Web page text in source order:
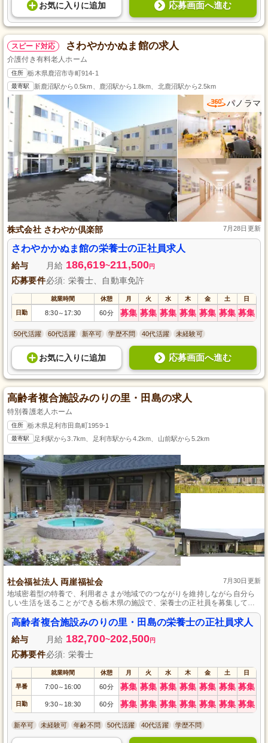
お気に入り に追加 応募画面へ進む
スピード対応 さわやかかぬま館の求人
介護付き有料老人ホーム
住所 栃木県鹿沼市寺町914-1
最寄駅 新鹿沼駅から0.5km、鹿沼駅から1.8km、北鹿沼駅から2.5km
パノラマ
株式会社 さわやか倶楽部 7月28日更新
さわやかかぬま館の栄養士の正社員求人
給与 月給 186,619~211,500円
応募要件必須: 栄養士、自動車免許
就業時間 休憩 月 火 水 木 金 土 日
日勤 8:30～ 17:30 60分 募集 募集 募集 募集 募集 募集 募集
50代活躍 60代活躍 新卒可 学歴不問 40代活躍 未経験可
お気に入り に追加 応募画面へ進む
高齢者複合施設みのりの里・田島の求人
特別養護老人ホーム
住所 栃木県足利市田島町1959-1
最寄駅 足利駅から3.7km、足利市駅から4.2km、山前駅から5.2km
社会福祉法人 両崖福祉会 7月30日更新
地域密着型の特養で、利用者さまが地域でのつながりを維持しながら自分ら
しい生活を送ることができる栃木県の施設で、栄養士の正社員を募集してい
ます。栄養士資格をお持ちであれば、実務未経験者も丁寧にサポートしま
す。調理業務から栄養指導まで、利用者さまの健康を支える重要な役割を担
います。毎日の通勤は車でも公共交通機関でも便利です。希望休の取得も可
能で、働きやすい環境を整えています。
高齢者複合施設みのりの里・田島の栄養士の正社員求人
給与 月給 182,700~202,500円
応募要件必須: 栄養士
就業時間 休憩 月 火 水 木 金 土 日
早番 7:00～ 16:00 60分 募集 募集 募集 募集 募集 募集 募集
日勤 9:30～ 18:30 60分 募集 募集 募集 募集 募集 募集 募集
新卒可 未経験可 年齢不問 50代活躍 40代活躍 学歴不問